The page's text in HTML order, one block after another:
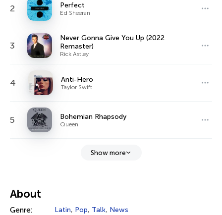
2 Perfect
Ed Sheeran
3
Never Gonna Give You Up (2022
Remaster)
Rick Astley
4 Anti-Hero
Taylor Swift
5 Bohemian Rhapsody
Queen
Show more
About
Genre: Latin, Pop, Talk, News